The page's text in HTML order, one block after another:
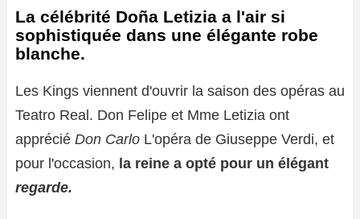
La célébrité Doña Letizia a l'air si
sophistiquée dans une élégante robe
blanche.
Les Kings viennent d'ouvrir la saison des opéras au
Teatro Real. Don Felipe et Mme Letizia ont
apprécié Don Carlo L'opéra de Giuseppe Verdi, et
pour l'occasion, la reine a opté pour un élégant
regarde.